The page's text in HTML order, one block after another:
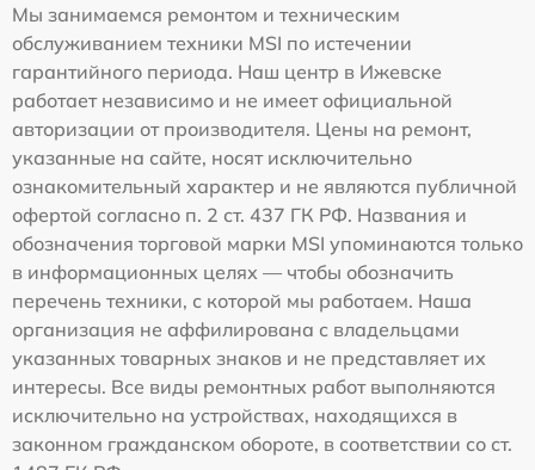
Мы занимаемся ремонтом и техническим
обслуживанием техники MSI по истечении
гарантийного периода. Наш центр в Ижевске
работает независимо и не имеет официальной
авторизации от производителя. Цены на ремонт,
указанные на сайте, носят исключительно
ознакомительный характер и не являются публичной
офертой согласно п. 2 ст. 437 ГК РФ. Названия и
обозначения торговой марки MSI упоминаются только
в информационных целях — чтобы обозначить
перечень техники, с которой мы работаем. Наша
организация не аффилирована с владельцами
указанных товарных знаков и не представляет их
интересы. Все виды ремонтных работ выполняются
исключительно на устройствах, находящихся в
законном гражданском обороте, в соответствии со ст.